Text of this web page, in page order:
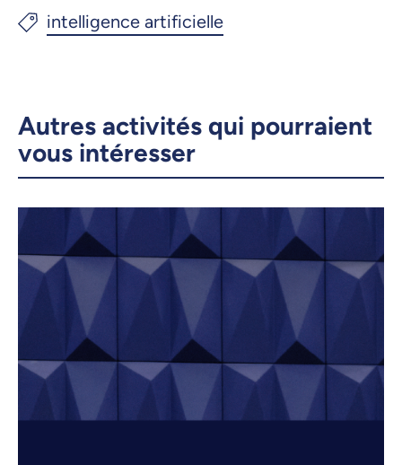
Autres activités qui pourraient
vous intéresser